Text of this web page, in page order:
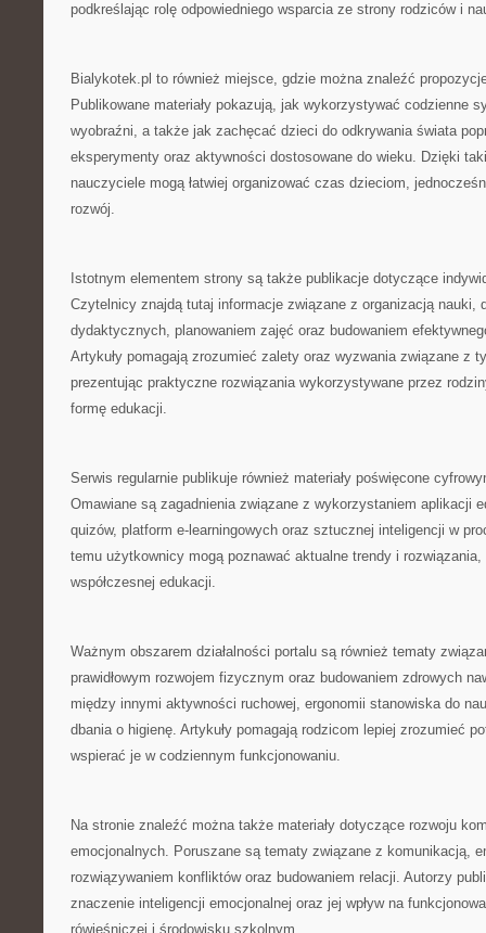
podkreślając rolę odpowiedniego wsparcia ze strony rodziców i
Bialykotek.pl to również miejsce, gdzie można znaleźć
Publikowane materiały pokazują, jak wykorzystywać codzienne
wyobraźni, a także jak zachęcać dzieci do odkrywania świata
eksperymenty oraz aktywności dostosowane do wieku. Dzięki
nauczyciele mogą łatwiej organizować czas dzieciom,
rozwój.
Istotnym elementem strony są także publikacje dotyczące
Czytelnicy znajdą tutaj informacje związane z organizacją nauki,
dydaktycznych, planowaniem zajęć oraz budowaniem
Artykuły pomagają zrozumieć zalety oraz wyzwania związane z
prezentując praktyczne rozwiązania wykorzystywane przez
formę edukacji.
Serwis regularnie publikuje również materiały poświęcone
Omawiane są zagadnienia związane z wykorzystaniem aplikacji
quizów, platform e-learningowych oraz sztucznej inteligencji w
temu użytkownicy mogą poznawać aktualne trendy i rozwiązania,
współczesnej edukacji.
Ważnym obszarem działalności portalu są również tematy
prawidłowym rozwojem fizycznym oraz budowaniem zdrowych
między innymi aktywności ruchowej, ergonomii stanowiska do
dbania o higienę. Artykuły pomagają rodzicom lepiej zrozumieć
wspierać je w codziennym funkcjonowaniu.
Na stronie znaleźć można także materiały dotyczące rozwoju
emocjonalnych. Poruszane są tematy związane z komunikacją,
rozwiązywaniem konfliktów oraz budowaniem relacji. Autorzy
znaczenie inteligencji emocjonalnej oraz jej wpływ na
rówieśniczej i środowisku szkolnym.